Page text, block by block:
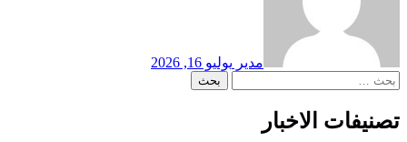
مدير يوليو 16, 2026
البحث
تصنيفات الاخبار